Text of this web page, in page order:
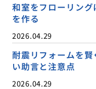
和室をフローリン
を作る
2026.04.29
耐震リフォームを
い助言と注意点
2026.04.29